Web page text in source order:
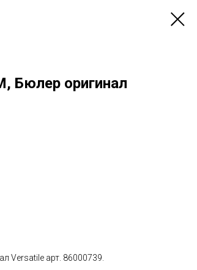
Бюлер оригинал
Versatile арт. 86000739.